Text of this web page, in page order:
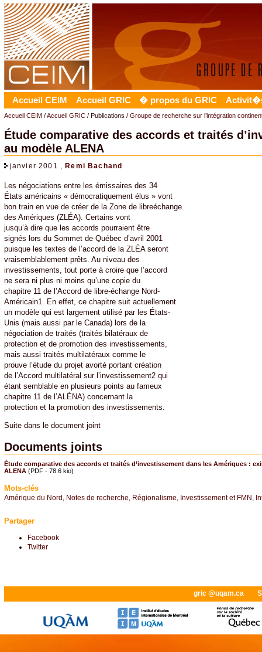
Accueil CEIM Accueil GRIC � propos du GRIC
Accueil CEIM/Accueil GRIC/ Publications / Groupe de recherche sur l’intégration
Étude comparative des accords et traités
au modèle ALENA
janvier 2001 ,Remi Bachand
Les négociations entre les émissaires des 34
États américains « démocratiquement élus » vont
bon train en vue de créer de la Zone de libreéchange
des Amériques (ZLÉA). Certains vont
jusqu’à dire que les accords pourraient être
signés lors du Sommet de Québec d’avril 2001
puisque les textes de l’accord de la ZLÉA seront
vraisemblablement prêts. Au niveau des
investissements, tout porte à croire que l’accord
ne sera ni plus ni moins qu’une copie du
chapitre 11 de l’Accord de libre-échange Nord-
Américain1. En effet, ce chapitre suit actuellement
un modèle qui est largement utilisé par les États-
Unis (mais aussi par le Canada) lors de la
négociation de traités (traités bilatéraux de
protection et de promotion des investissements,
mais aussi traités multilatéraux comme le
prouve l’étude du projet avorté portant création
de l’Accord multilatéral sur l’investissement2 qui
étant semblable en plusieurs points au fameux
chapitre 11 de l’ALÉNA) concernant la
protection et la promotion des investissements.
Suite dans le document joint
Documents joints
Étude comparative des accords et traités d’investissement dans les Amériques :
ALENA (PDF - 78.6 kio)
Mots-clés
Amérique du Nord Notes de recherche Régionalisme Investissement et FMN
Partager
Facebook
Twitter
gric @uqam.ca